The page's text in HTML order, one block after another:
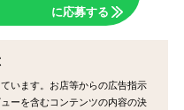
に応募する
います。お店等からの広告指示
ーを含むコンテンツの内容の決